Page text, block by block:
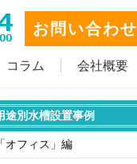
お問い合わせ
コラム 会社概要
途別水槽設置事例
「オフィス」編